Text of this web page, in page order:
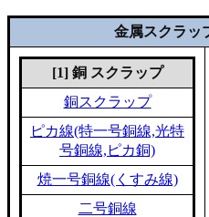
金属スクラッ
[1] 銅 スクラップ
銅スクラップ
ピカ線(特一号銅線,光特
号銅線,ピカ銅)
焼一号銅線(くすみ線)
二号銅線